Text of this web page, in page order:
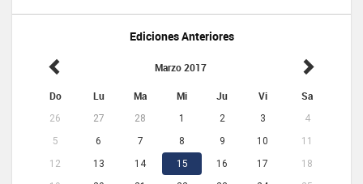
Ediciones Anteriores
Marzo 2017
Do Lu Ma Mi Ju Vi Sa
26 27 28 1 2 3
4
5
6 7 8 9 10
11
12
13 14 15 16 17
18